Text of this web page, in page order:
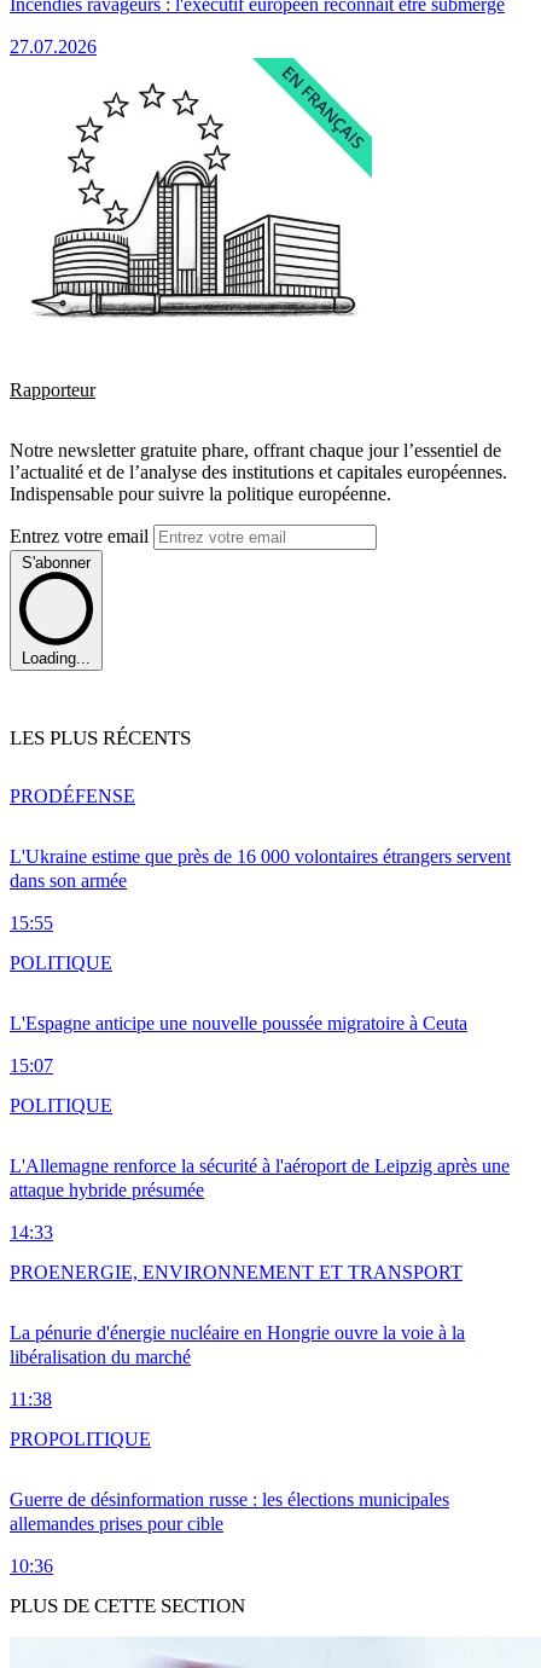
27.07.2026
Rapporteur
Notre newsletter gratuite phare, offrant chaque jour l’essentiel de
l’actualité et de l’analyse des institutions et capitales européennes.
Indispensable pour suivre la politique européenne.
Entrez votre email
S'abonner
Loading...
LES PLUS RÉCENTS
L'Ukraine estime que près de 16 000 volontaires étrangers servent
dans son armée
15:55
PRODÉFENSE
L'Espagne anticipe une nouvelle poussée migratoire à Ceuta
15:07
POLITIQUE
L'Allemagne renforce la sécurité à l'aéroport de Leipzig après une
attaque hybride présumée
14:33
POLITIQUE
La pénurie d'énergie nucléaire en Hongrie ouvre la voie à la
libéralisation du marché
11:38
PROENERGIE, ENVIRONNEMENT ET TRANSPORT
Guerre de désinformation russe : les élections municipales
allemandes prises pour cible
10:36
PROPOLITIQUE
PLUS DE CETTE SECTION